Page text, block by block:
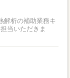
解析の補助業務キ
当いただきま